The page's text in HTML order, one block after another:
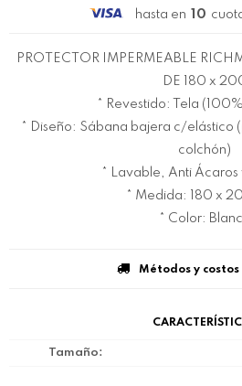
hasta en 10
PROTECTOR IMPERMEABLE
DE 180 x
* Revestido: Tela
* Diseño: Sábana bajera c/elástico
colchón)
* Lavable, Anti Ácaros
* Medida: 180 x
* Color:
Métodos y
Tamaño